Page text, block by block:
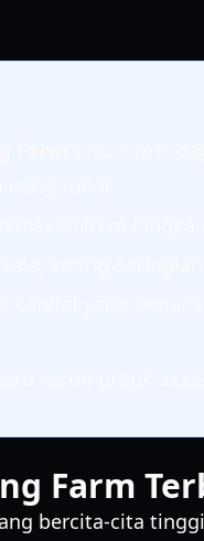
Farm
bercita-cita